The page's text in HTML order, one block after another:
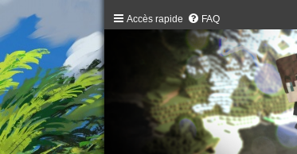
Accès rapide FAQ